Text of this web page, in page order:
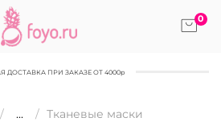
0
ДОСТАВКА ПРИ ЗАКАЗЕ ОТ 4000р
... Тканевые маски